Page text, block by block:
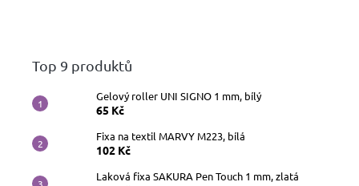
Top 9 produktů
Gelový roller UNI SIGNO 1 mm, bílý
65 Kč
Fixa na textil MARVY M223, bílá
102 Kč
Laková fixa SAKURA Pen Touch 1 mm, zlatá